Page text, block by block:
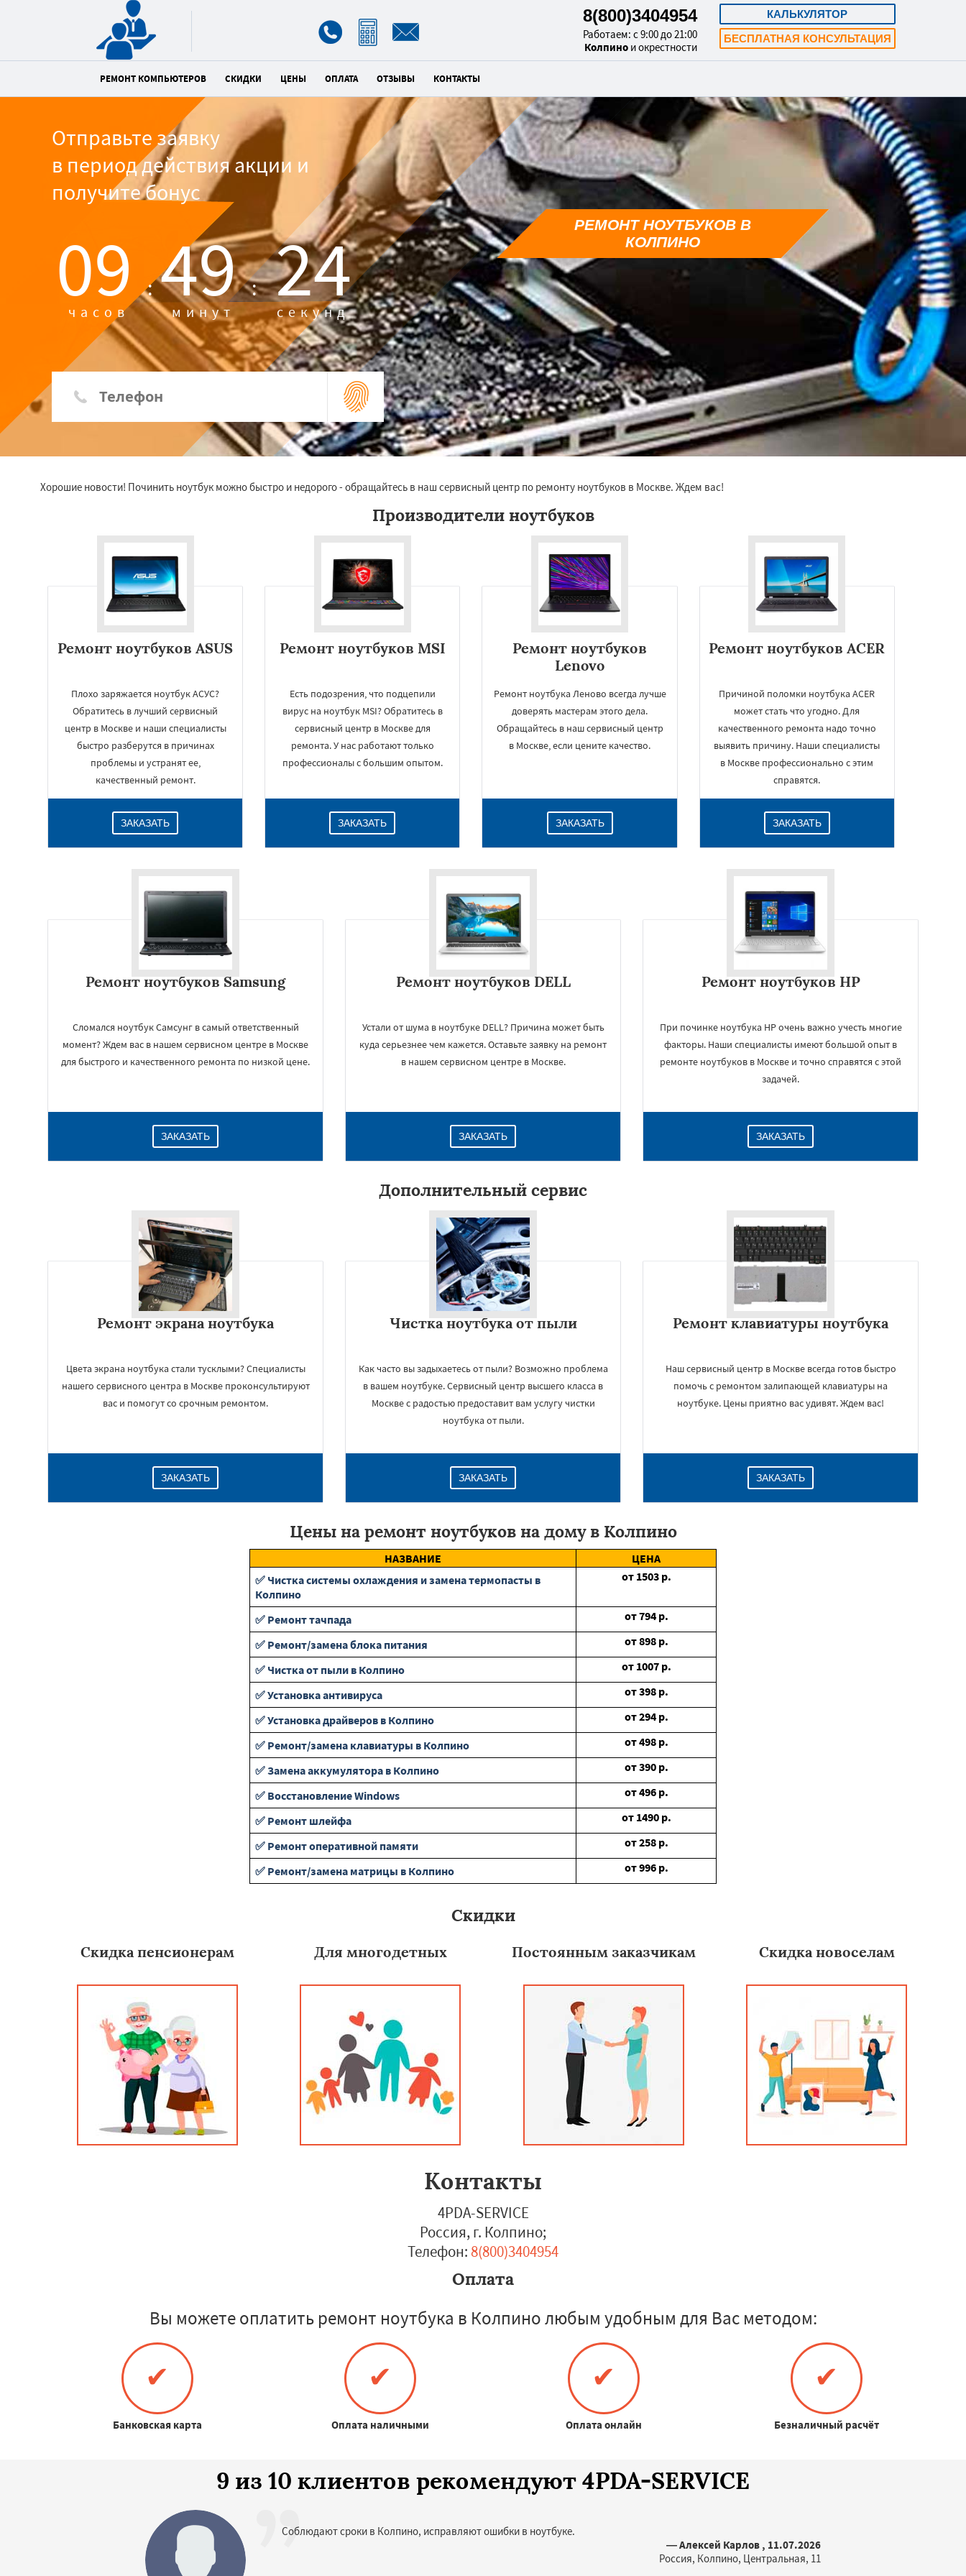
КАЛЬКУЛЯТОР
БЕСПЛАТНАЯ КОНСУЛЬТАЦИЯ
8(800)3404954
Работаем: с 9:00 до 21:00
Колпино и окрестности
РЕМОНТ КОМПЬЮТЕРОВ СКИДКИ ЦЕНЫ ОПЛАТА ОТЗЫВЫ КОНТАКТЫ
Отправьте заявку
в период действия акции и
получите бонус
09 :
часов 49 :
минут 22
секунд
РЕМОНТ НОУТБУКОВ В
КОЛПИНО
Хорошие новости! Починить ноутбук можно быстро и недорого - обращайтесь в наш сервисный центр по ремонту ноутбуков в Москве. Ждем вас!
Производители ноутбуков
Ремонт ноутбуков ASUS
Плохо заряжается ноутбук АСУС?
Обратитесь в лучший сервисный
центр в Москве и наши специалисты
быстро разберутся в причинах
проблемы и устранят ее,
качественный ремонт.
ЗАКАЗАТЬ
Ремонт ноутбуков MSI
Есть подозрения, что подцепили
вирус на ноутбук MSI? Обратитесь в
сервисный центр в Москве для
ремонта. У нас работают только
профессионалы с большим опытом.
ЗАКАЗАТЬ
Ремонт ноутбуков
Lenovo
Ремонт ноутбука Леново всегда лучше
доверять мастерам этого дела.
Обращайтесь в наш сервисный центр
в Москве, если цените качество.
ЗАКАЗАТЬ
Ремонт ноутбуков ACER
Причиной поломки ноутбука ACER
может стать что угодно. Для
качественного ремонта надо точно
выявить причину. Наши специалисты
в Москве профессионально с этим
справятся.
ЗАКАЗАТЬ
Ремонт ноутбуков Samsung
Сломался ноутбук Самсунг в самый ответственный
момент? Ждем вас в нашем сервисном центре в Москве
для быстрого и качественного ремонта по низкой цене.
ЗАКАЗАТЬ
Ремонт ноутбуков DELL
Устали от шума в ноутбуке DELL? Причина может быть
куда серьезнее чем кажется. Оставьте заявку на ремонт
в нашем сервисном центре в Москве.
ЗАКАЗАТЬ
Ремонт ноутбуков HP
При починке ноутбука HP очень важно учесть многие
факторы. Наши специалисты имеют большой опыт в
ремонте ноутбуков в Москве и точно справятся с этой
задачей.
ЗАКАЗАТЬ
Дополнительный сервис
Ремонт экрана ноутбука
Цвета экрана ноутбука стали тусклыми? Специалисты
нашего сервисного центра в Москве проконсультируют
вас и помогут со срочным ремонтом.
ЗАКАЗАТЬ
Чистка ноутбука от пыли
Как часто вы задыхаетесь от пыли? Возможно проблема
в вашем ноутбуке. Сервисный центр высшего класса в
Москве с радостью предоставит вам услугу чистки
ноутбука от пыли.
ЗАКАЗАТЬ
Ремонт клавиатуры ноутбука
Наш сервисный центр в Москве всегда готов быстро
помочь с ремонтом залипающей клавиатуры на
ноутбуке. Цены приятно вас удивят. Ждем вас!
ЗАКАЗАТЬ
Цены на ремонт ноутбуков на дому в Колпино
НАЗВАНИЕ
ЦЕНА
✅ Чистка системы охлаждения и замена термопасты в
Колпино
от 1503 р.
✅ Ремонт тачпада от794 р.
✅ Ремонт/замена блока питания
от898 р.
✅ Чистка от пыли в Колпино
от 1007 р.
✅ Установка антивируса
от398 р.
✅ Установка драйверов в Колпино
от294 р.
✅ Ремонт/замена клавиатуры в Колпино
от498 р.
✅ Замена аккумулятора в Колпино
от390 р.
✅ Восстановление Windows
от496 р.
✅ Ремонт шлейфа
от 1490 р.
✅ Ремонт оперативной памяти
от258 р.
✅ Ремонт/замена матрицы в Колпино
от996 р.
Скидки
Скидка пенсионерам Для многодетных Постоянным заказчикам Скидка новоселам
Контакты
4PDA-SERVICE
Россия, г. Колпино;
Телефон: 8(800)3404954
Оплата
Вы можете оплатить ремонт ноутбука в Колпино любым удобным для Вас методом:
✔
Банковская карта
✔
Оплата наличными
✔
Оплата онлайн
✔
Безналичный расчёт
9 из 10 клиентов рекомендуют 4PDA-SERVICE
Соблюдают сроки в Колпино, исправляют ошибки в ноутбуке.
— Алексей Карлов , 11.07.2026
Россия, Колпино, Центральная, 11
×
Даю согласие на обработку персональных данных